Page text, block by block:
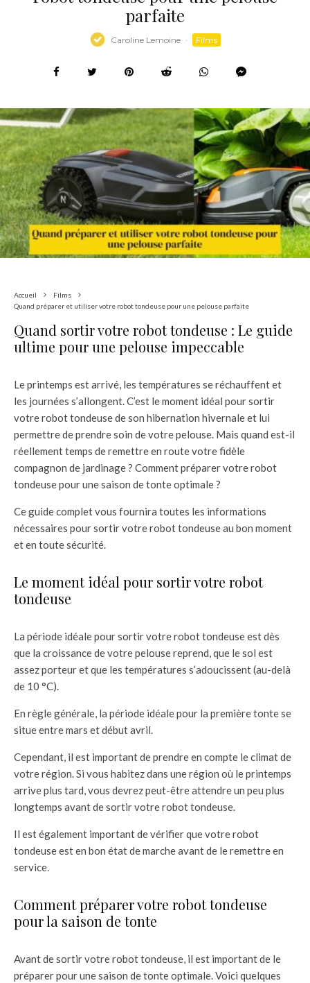
parfaite
Caroline Lemoine · Films
Accueil
Films
Quand préparer et utiliser votre robot tondeuse pour une pelouse parfaite
Quand sortir votre robot tondeuse : Le guide
ultime pour une pelouse impeccable
Le printemps est arrivé, les températures se réchauffent et
les journées s’allongent. C’est le moment idéal pour sortir
votre robot tondeuse de son hibernation hivernale et lui
permettre de prendre soin de votre pelouse. Mais quand est-il
réellement temps de remettre en route votre fidèle
compagnon de jardinage ? Comment préparer votre robot
tondeuse pour une saison de tonte optimale ?
Ce guide complet vous fournira toutes les informations
nécessaires pour sortir votre robot tondeuse au bon moment
et en toute sécurité.
Le moment idéal pour sortir votre robot
tondeuse
La période idéale pour sortir votre robot tondeuse est dès
que la croissance de votre pelouse reprend, que le sol est
assez porteur et que les températures s’adoucissent (au-delà
de 10 °C).
En règle générale, la période idéale pour la première tonte se
situe entre mars et début avril.
Cependant, il est important de prendre en compte le climat de
votre région. Si vous habitez dans une région où le printemps
arrive plus tard, vous devrez peut-être attendre un peu plus
longtemps avant de sortir votre robot tondeuse.
Il est également important de vérifier que votre robot
tondeuse est en bon état de marche avant de le remettre en
service.
Comment préparer votre robot tondeuse
pour la saison de tonte
Avant de sortir votre robot tondeuse, il est important de le
préparer pour une saison de tonte optimale. Voici quelques